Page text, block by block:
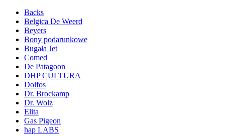
Backs
Belgica De Weerd
Beyers
Bony podarunkowe
Bugała Jet
Comed
De Patagoon
DHP CULTURA
Dolfos
Dr. Brockamp
Dr. Wolz
Elita
Gas Pigeon
hap LABS